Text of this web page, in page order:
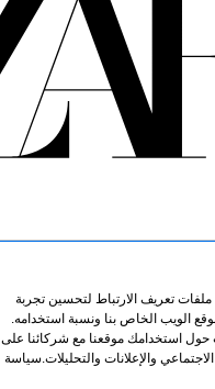
تعريف الارتباط لتحسين تجربة
الويب الخاص بنا ونسبة استخدامه.
حول استخدامك موقعنا مع شركائنا على
والإعلانات والتحليلات.سياسة